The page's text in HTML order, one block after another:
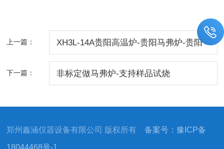
上一篇： XH3L-14A贵阳高温炉-贵阳马弗炉-贵阳
下一篇： 非标定做马弗炉-支持样品试烧
郑州鑫涵仪器设备有限公司 版权所有备案号：豫ICP备
18044468号-1